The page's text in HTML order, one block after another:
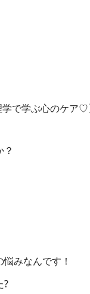
学で学ぶ心のケア
みなんです！
?